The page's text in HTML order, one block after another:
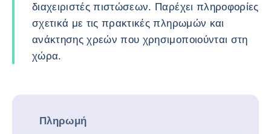
διαχειριστές πιστώσεων. Παρέχει πληροφορίες
σχετικά με τις πρακτικές πληρωμών και
ανάκτησης χρεών που χρησιμοποιούνται στη
χώρα.
Πληρωμή